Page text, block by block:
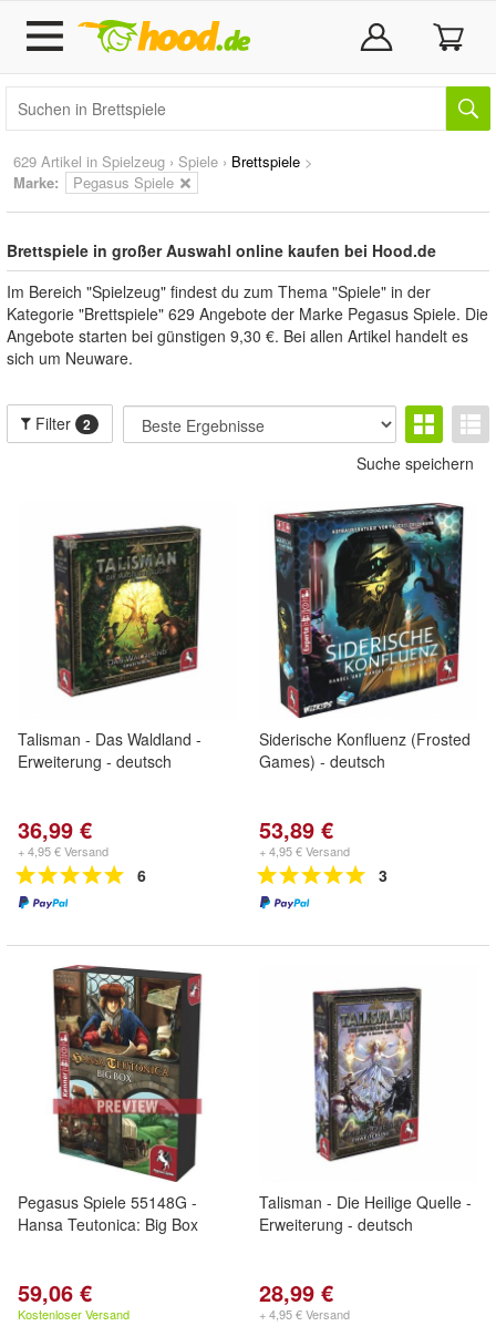
629 Artikel in Spielzeug › Spiele › Brettspiele >
Marke: Pegasus Spiele
Brettspiele in großer Auswahl online kaufen bei Hood.de
Im Bereich "Spielzeug" findest du zum Thema "Spiele" in der
Kategorie "Brettspiele" 629 Angebote der Marke Pegasus Spiele. Die
Angebote starten bei günstigen 9,30 €. Bei allen Artikel handelt es
sich um Neuware.
Filter 2
Suche speichern
Talisman - Das Waldland -
Erweiterung - deutsch
36,99 €
+ 4,95 € Versand
6
Siderische Konfluenz (Frosted
Games) - deutsch
53,89 €
+ 4,95 € Versand
3
Pegasus Spiele 55148G -
Hansa Teutonica: Big Box
59,06 €
Kostenloser Versand
Talisman - Die Heilige Quelle -
Erweiterung - deutsch
28,99 €
+ 4,95 € Versand